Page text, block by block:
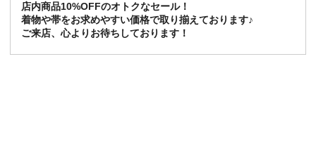
店内商品10%OFFのオトクなセール！
着物や帯をお求めやすい価格で取り揃えております♪
ご来店、心よりお待ちしております！